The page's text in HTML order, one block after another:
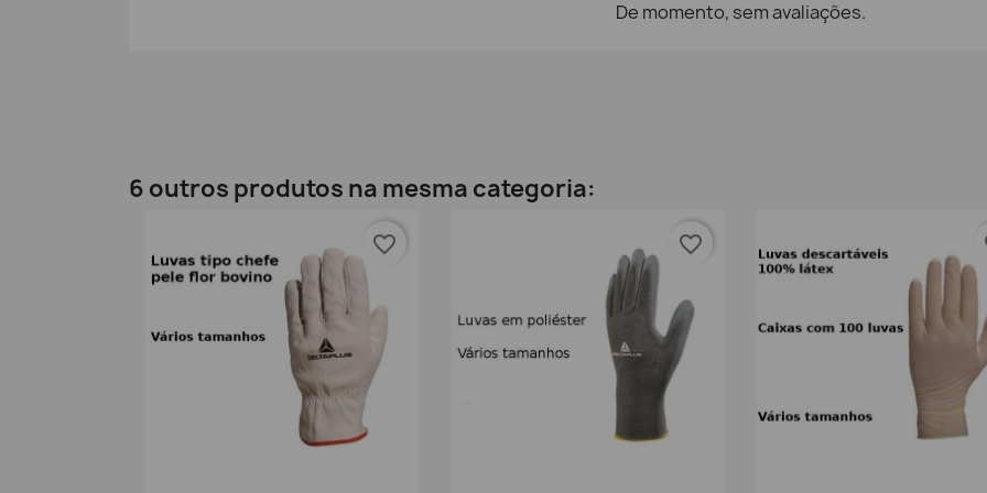
De momento, sem avaliações.
6 outros produtos na mesma categoria:
favorite_border favorite_border